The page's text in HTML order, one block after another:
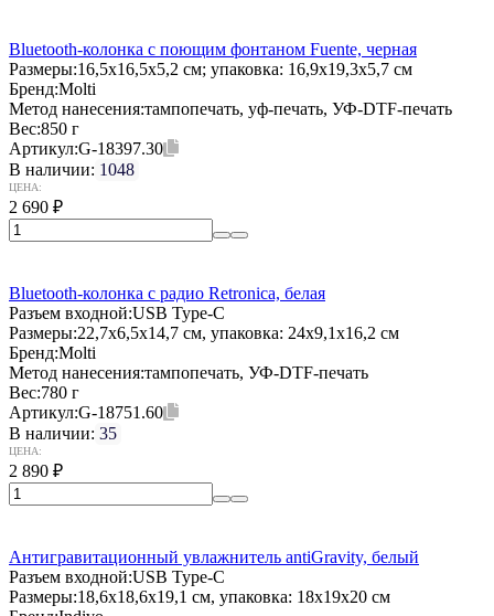
Bluetooth-колонка с поющим фонтаном Fuente, черная
Размеры:16,5x16,5x5,2 см; упаковка: 16,9x19,3x5,7 см
Бренд:Molti
Метод нанесения:тампопечать, уф-печать, УФ-DTF-печать
Вес:850 г
Артикул:G-18397.30
В наличии: 1048
ЦЕНА:
2 690 ₽
Bluetooth-колонка с радио Retronica, белая
Разъем входной:USB Type-C
Размеры:22,7x6,5x14,7 см, упаковка: 24x9,1x16,2 см
Бренд:Molti
Метод нанесения:тампопечать, УФ-DTF-печать
Вес:780 г
Артикул:G-18751.60
В наличии: 35
ЦЕНА:
2 890 ₽
Антигравитационный увлажнитель antiGravity, белый
Разъем входной:USB Type-C
Размеры:18,6x18,6x19,1 см, упаковка: 18x19x20 см